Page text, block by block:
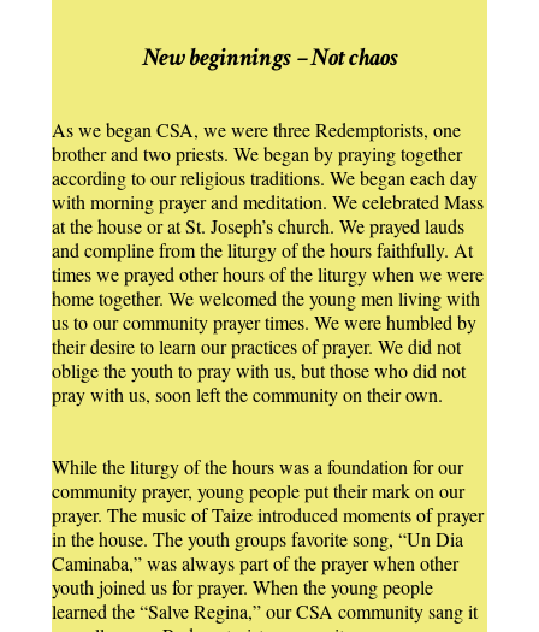
New beginnings – Not chaos
As we began CSA, we were three Redemptorists, one
brother and two priests. We began by praying together
according to our religious traditions. We began each day
with morning prayer and meditation. We celebrated Mass
at the house or at St. Joseph’s church. We prayed lauds
and compline from the liturgy of the hours faithfully. At
times we prayed other hours of the liturgy when we were
home together. We welcomed the young men living with
us to our community prayer times. We were humbled by
their desire to learn our practices of prayer. We did not
oblige the youth to pray with us, but those who did not
pray with us, soon left the community on their own.
While the liturgy of the hours was a foundation for our
community prayer, young people put their mark on our
prayer. The music of Taize introduced moments of prayer
in the house. The youth groups favorite song, “Un Dia
Caminaba,” was always part of the prayer when other
youth joined us for prayer. When the young people
learned the “Salve Regina,” our CSA community sang it